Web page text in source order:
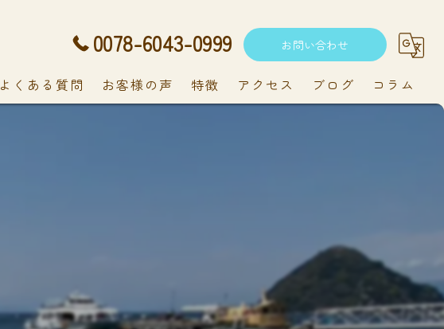
0078-6043-0999 お問い合わせ
よくある質問 お客様の声 特徴
メンテナンス
アクセス ブログ コラム